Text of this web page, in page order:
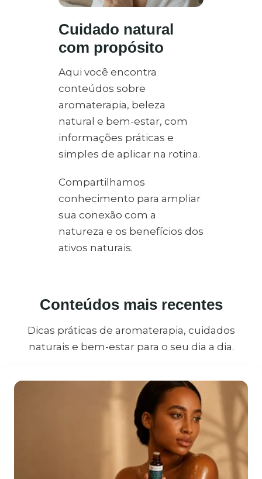
Cuidado natural
com propósito
Aqui você encontra
conteúdos sobre
aromaterapia, beleza
natural e bem-estar, com
informações práticas e
simples de aplicar na rotina.
Compartilhamos
conhecimento para ampliar
sua conexão com a
natureza e os benefícios dos
ativos naturais.
Conteúdos mais recentes
Dicas práticas de aromaterapia, cuidados
naturais e bem-estar para o seu dia a dia.